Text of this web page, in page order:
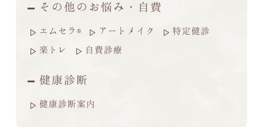
その他のお悩み・自費
エムセラ® アートメイク
特定健診
楽トレ
自費診療
健康診断
健康診断案内